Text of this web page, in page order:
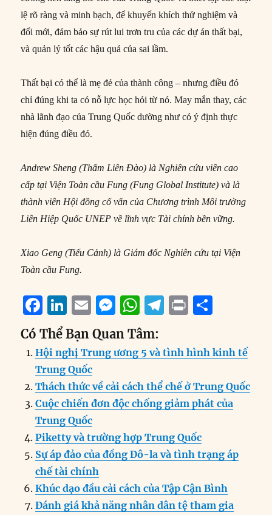
lệ rõ ràng và minh bạch, để khuyến khích thử nghiệm và
đổi mới, đảm bảo sự rút lui trơn tru của các dự án thất bại,
và quản lý tốt các hậu quả của sai lầm.
Thất bại có thể là mẹ đẻ của thành công – nhưng điều đó
chỉ đúng khi ta có nỗ lực học hỏi từ nó. May mắn thay, các
nhà lãnh đạo của Trung Quốc dường như có ý định thực
hiện đúng điều đó.
Andrew Sheng (Thẩm Liên Đào) là Nghiên cứu viên cao
cấp tại Viện Toàn cầu Fung (Fung Global Institute) và là
thành viên Hội đồng cố vấn của Chương trình Môi trường
Liên Hiệp Quốc UNEP về lĩnh vực Tài chính bền vững.
Xiao Geng (Tiếu Cảnh) là Giám đốc Nghiên cứu tại Viện
Toàn cầu Fung.
F
a
c
e
b
o
o
k
Li
n
k
e
d
I
n
E
m
ai
l
M
ss
e
n
g
W
h
at
s
A
p
T
e
g
r
a
P
n
t
a
re
Có Thể Bạn Quan Tâm:
Hội nghị Trung ương 5 và tình hình kinh tế
Trung Quốc
Thách thức về cải cách thể chế ở Trung Quốc
Cuộc chiến đơn độc chống giảm phát của
Trung Quốc
Piketty và trường hợp Trung Quốc
Sự áp đảo của đồng Đô-la và tình trạng áp
chế tài chính
Khúc dạo đầu cải cách của Tập Cận Bình
Đánh giá khả năng nhân dân tệ tham gia